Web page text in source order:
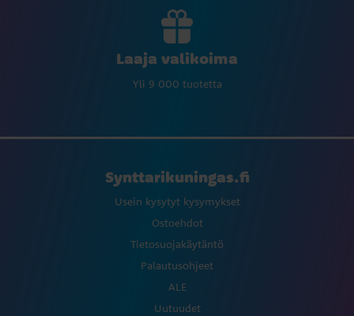
Laaja valikoima
Yli 9 000 tuotetta
Synttarikuningas.fi
Usein kysytyt kysymykset
Ostoehdot
Tietosuojakäytäntö
Palautusohjeet
ALE
Uutuudet